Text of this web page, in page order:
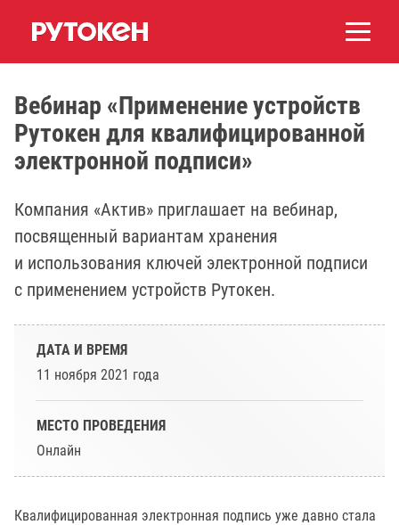
Вебинар «Применение устройств
Рутокен для квалифицированной
электронной подписи»
Компания «Актив» приглашает на вебинар,
посвященный вариантам хранения
и использования ключей электронной подписи
с применением устройств Рутокен.
ДАТА И ВРЕМЯ
11 ноября 2021 года
МЕСТО ПРОВЕДЕНИЯ
Онлайн
Квалифицированная электронная подпись уже давно стала